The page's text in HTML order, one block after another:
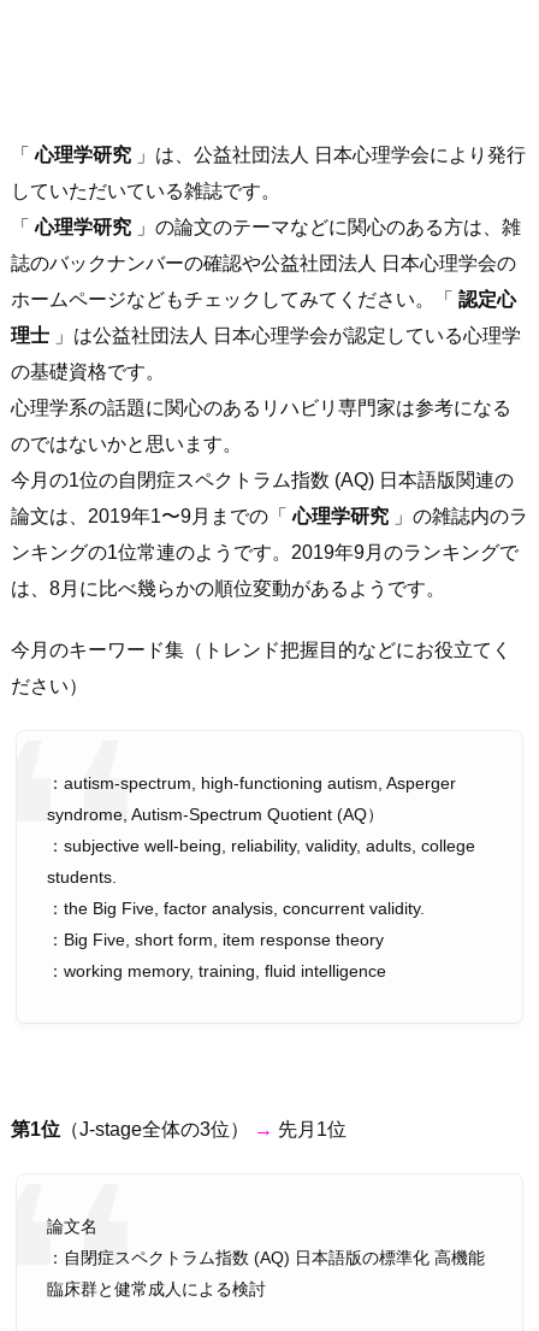
「心理学研究 」は、公益社団法人 日本心理学会により発行
していただいている雑誌です。
「心理学研究 」の論文のテーマなどに関心のある方は、雑
誌のバックナンバーの確認や公益社団法人 日本心理学会の
ホームページなどもチェックしてみてください。「 認定心
理士 」は公益社団法人 日本心理学会が認定している心理学
の基礎資格です。
心理学系の話題に関心のあるリハビリ専門家は参考になる
のではないかと思います。
今月の1位の自閉症スペクトラム指数 (AQ) 日本語版関連の
論文は、2019年1〜9月までの「心理学研究 」の雑誌内のラ
ンキングの1位常連のようです。2019年9月のランキングで
は、8月に比べ幾らかの順位変動があるようです。
今月のキーワード集（トレンド把握目的などにお役立てく
ださい）
：autism-spectrum, high-functioning autism, Asperger
syndrome, Autism-Spectrum Quotient (AQ）
：subjective well-being, reliability, validity, adults, college
students.
：the Big Five, factor analysis, concurrent validity.
：Big Five, short form, item response theory
：working memory, training, fluid intelligence
第1位 （J-stage全体の3位） → 先月1位
論文名
：自閉症スペクトラム指数 (AQ) 日本語版の標準化 高機能
臨床群と健常成人による検討